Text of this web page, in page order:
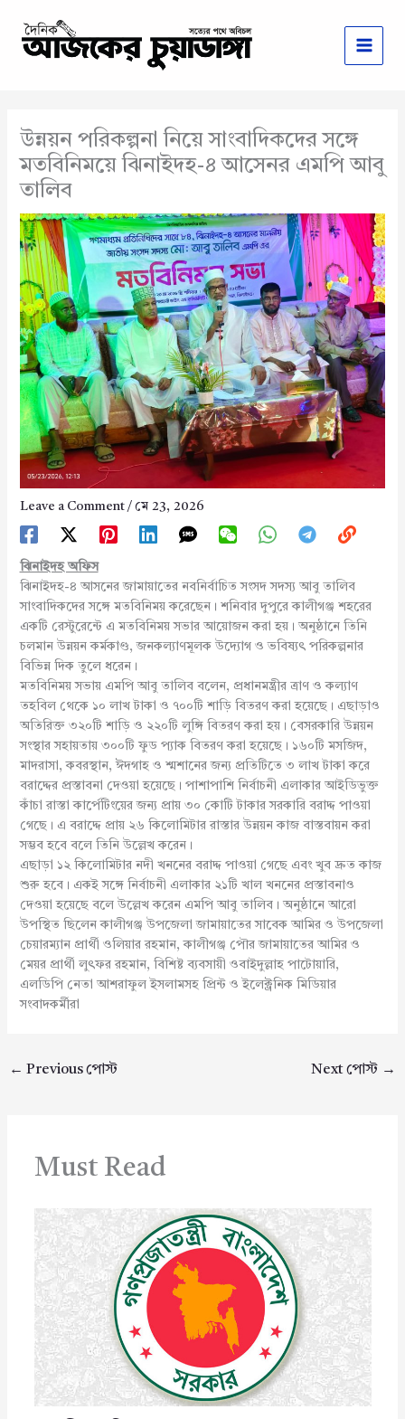
content
উন্নয়ন পরিকল্পনা নিয়ে সাংবাদিকদের সঙ্গে
মতবিনিময়ে ঝিনাইদহ-৪ আসেনর এমপি আবু
তালিব
Leave a Comment / মে 23, 2026
ঝিনাইদহ অফিস
ঝিনাইদহ-৪ আসনের জামায়াতের নবনির্বাচিত সংসদ সদস্য আবু তালিব
সাংবাদিকদের সঙ্গে মতবিনিময় করেছেন। শনিবার দুপুরে কালীগঞ্জ শহরের
একটি রেস্টুরেন্টে এ মতবিনিময় সভার আয়োজন করা হয়। অনুষ্ঠানে তিনি
চলমান উন্নয়ন কর্মকাণ্ড, জনকল্যাণমূলক উদ্যোগ ও ভবিষ্যৎ পরিকল্পনার
বিভিন্ন দিক তুলে ধরেন।
মতবিনিময় সভায় এমপি আবু তালিব বলেন, প্রধানমন্ত্রীর ত্রাণ ও কল্যাণ
তহবিল থেকে ১০ লাখ টাকা ও ৭০০টি শাড়ি বিতরণ করা হয়েছে। এছাড়াও
অতিরিক্ত ৩২০টি শাড়ি ও ২২০টি লুঙ্গি বিতরণ করা হয়। বেসরকারি উন্নয়ন
সংস্থার সহায়তায় ৩০০টি ফুড প্যাক বিতরণ করা হয়েছে। ১৬০টি মসজিদ,
মাদরাসা, কবরস্থান, ঈদগাহ ও শ্মশানের জন্য প্রতিটিতে ৩ লাখ টাকা করে
বরাদ্দের প্রস্তাবনা দেওয়া হয়েছে। পাশাপাশি নির্বাচনী এলাকার আইডিভুক্ত
কাঁচা রাস্তা কার্পেটিংয়ের জন্য প্রায় ৩০ কোটি টাকার সরকারি বরাদ্দ পাওয়া
গেছে। এ বরাদ্দে প্রায় ২৬ কিলোমিটার রাস্তার উন্নয়ন কাজ বাস্তবায়ন করা
সম্ভব হবে বলে তিনি উল্লেখ করেন।
এছাড়া ১২ কিলোমিটার নদী খননের বরাদ্দ পাওয়া গেছে এবং খুব দ্রুত কাজ
শুরু হবে। একই সঙ্গে নির্বাচনী এলাকার ২১টি খাল খননের প্রস্তাবনাও
দেওয়া হয়েছে বলে উল্লেখ করেন এমপি আবু তালিব। অনুষ্ঠানে আরো
উপস্থিত ছিলেন কালীগঞ্জ উপজেলা জামায়াতের সাবেক আমির ও উপজেলা
চেয়ারম্যান প্রার্থী ওলিয়ার রহমান, কালীগঞ্জ পৌর জামায়াতের আমির ও
মেয়র প্রার্থী লুৎফর রহমান, বিশিষ্ট ব্যবসায়ী ওবাইদুল্লাহ পাটোয়ারি,
এলডিপি নেতা আশরাফুল ইসলামসহ প্রিন্ট ও ইলেক্ট্রনিক মিডিয়ার
সংবাদকর্মীরা
← Previous পোস্ট Next পোস্ট →
Must Read